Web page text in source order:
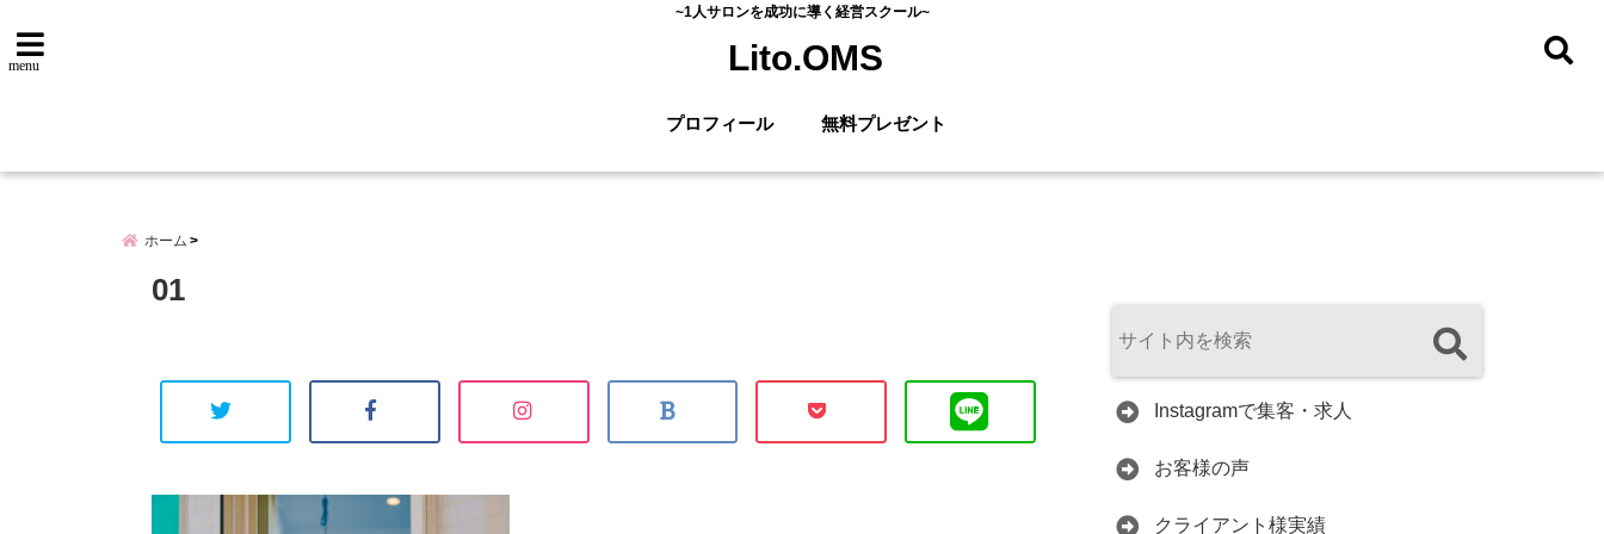
~1人サロンを成功に導く経営スクール~
menu Lito.OMS
プロフィール 無料プレゼント
ホーム
01
Instagramで集客・求人
お客様の声
クライアント様実績